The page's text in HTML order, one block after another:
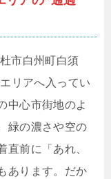
市白州町白須
リアへ入ってい
中心市街地のよ
緑の濃さや空の
直前に「あれ、
あります。だか